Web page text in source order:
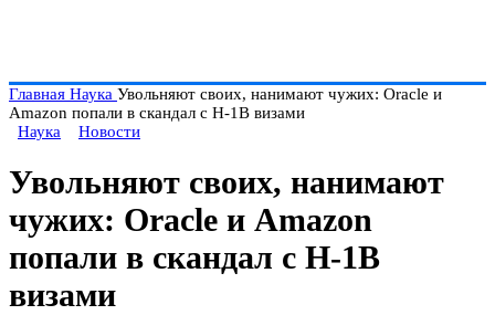
Главная Наука Увольняют своих, нанимают чужих: Oracle и
Amazon попали в скандал с H-1B визами
Наука
Новости
Увольняют своих, нанимают
чужих: Oracle и Amazon
попали в скандал с H-1B
визами